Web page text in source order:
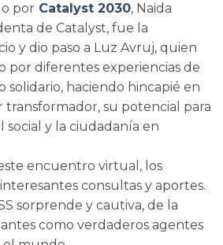
por Catalyst 2030, Naida
de Catalyst, fue la
y dio paso a Luz Avruj, quien
por diferentes experiencias de
solidario, haciendo hincapié en
transformador, su potencial para
y la ciudadanía en
encuentro virtual, los
consultas y aportes.
sorprende y cautiva, de la
como verdaderos agentes